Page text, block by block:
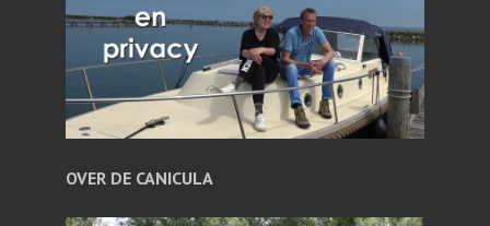
OVER DE CANICULA